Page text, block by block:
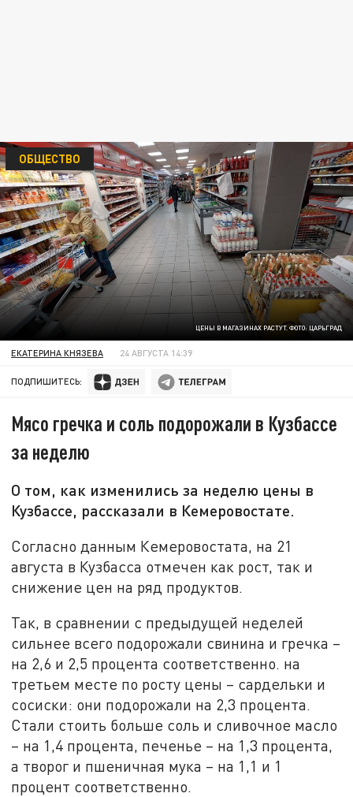
ЦЕНЫ В МАГАЗИНАХ РАСТУТ. ФОТО: ЦАРЬГРАД
ОБЩЕСТВО
ЕКАТЕРИНА КНЯЗЕВА 24 АВГУСТА 14:39
ПОДПИШИТЕСЬ:
Мясо гречка и соль подорожали в Кузбассе
за неделю
О том, как изменились за неделю цены в
Кузбассе, рассказали в Кемеровостате.
Согласно данным Кемеровостата, на 21
августа в Кузбасса отмечен как рост, так и
снижение цен на ряд продуктов.
Так, в сравнении с предыдущей неделей
сильнее всего подорожали свинина и гречка –
на 2,6 и 2,5 процента соответственно. на
третьем месте по росту цены – сардельки и
сосиски: они подорожали на 2,3 процента.
Стали стоить больше соль и сливочное масло
– на 1,4 процента, печенье – на 1,3 процента,
а творог и пшеничная мука – на 1,1 и 1
процент соответственно.